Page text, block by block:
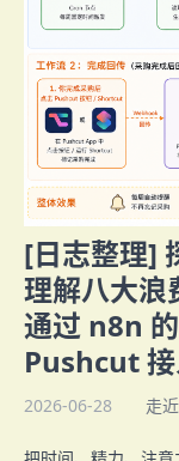
[日志整理]
理解八大
通过 n8n
Pushcut
2026-06-28 走